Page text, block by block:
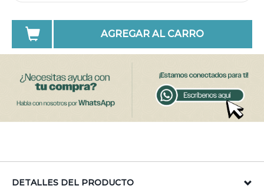
AGREGAR AL CARRO
DETALLES DEL PRODUCTO